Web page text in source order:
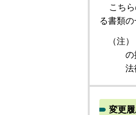
こち
る書類
（注）
の
法
変更